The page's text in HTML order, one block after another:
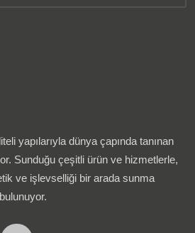
yapılarıyla dünya çapında tanınan
Sunduğu çeşitli ürün ve hizmetlerle,
ve işlevselliği bir arada sunma